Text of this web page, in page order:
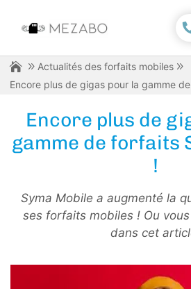
Actualités des forfaits mobiles
Encore plus de gigas pour la gamme
Encore plus de
gamme de forfaits
!
Syma Mobile a augmenté la
ses forfaits mobiles ! Ou
dans cet